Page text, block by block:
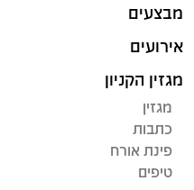
מבצעים
אירועים
מגזין הקניון
מגזין
כתבות
פינת אורח
טיפים